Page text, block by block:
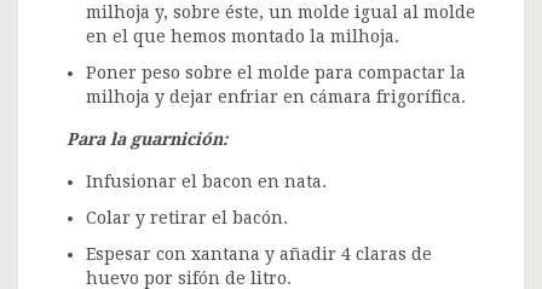
milhoja y, sobre éste, un molde igual al molde
en el que hemos montado la milhoja.
Poner peso sobre el molde para compactar la
milhoja y dejar enfriar en cámara frigorífica.
Para la guarnición:
Infusionar el bacon en nata.
Colar y retirar el bacón.
Espesar con xantana y añadir 4 claras de
huevo por sifón de litro.